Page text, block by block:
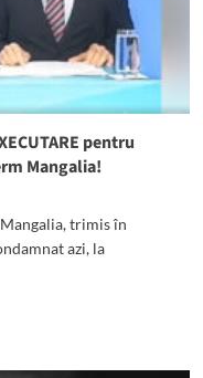
pentru
Mangalia!
trimis în
azi, la